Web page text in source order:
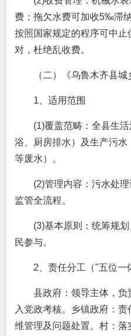
费；拖欠水费可加收5‰滞
按照国家规定的程序可中
对，杜绝乱收费。
（二）《乌鲁木齐县
1、适用范围
(1)覆盖范畴：全县生
浴、厨房排水）及生产污
等废水）。
(2)管理内容：污水处
监管全流程。
(3)基本原则：统筹规
民参与。
2、责任分工（"五位一
县政府：领导主体，负
入党政考核。乡镇政府：
维管理及问题处置。村：落